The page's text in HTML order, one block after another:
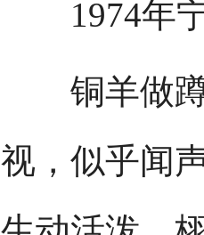
1974年宁
铜羊做蹲
视，似乎闻